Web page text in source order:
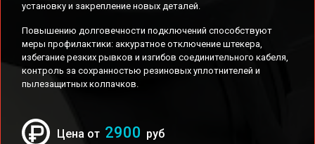
установку и закрепление новых деталей.
Повышению долговечности подключений способствуют
меры профилактики: аккуратное отключение штекера,
избегание резких рывков и изгибов соединительного кабеля,
контроль за сохранностью резиновых уплотнителей и
пылезащитных колпачков.
Цена от 2900 руб